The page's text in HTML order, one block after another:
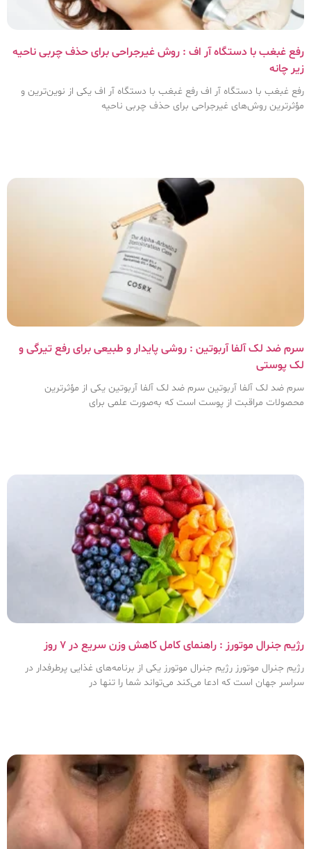
رفع غبغب با دستگاه آر اف : روش غیرجراحی برای حذف چربی ناحیه
زیر چانه
رفع غبغب با دستگاه آر اف رفع غبغب با دستگاه آر اف یکی از نوین‌ترین و
مؤثرترین روش‌های غیرجراحی برای حذف چربی ناحیه
سرم ضد لک آلفا آربوتین : روشی پایدار و طبیعی برای رفع تیرگی و
لک پوستی
سرم ضد لک آلفا آربوتین سرم ضد لک آلفا آربوتین یکی از مؤثرترین
محصولات مراقبت از پوست است که به‌صورت علمی برای
رژیم جنرال موتورز : راهنمای کامل کاهش وزن سریع در ۷ روز
رژیم جنرال موتورز رژیم جنرال موتورز یکی از برنامه‌های غذایی پرطرفدار در
سراسر جهان است که ادعا می‌کند می‌تواند شما را تنها در